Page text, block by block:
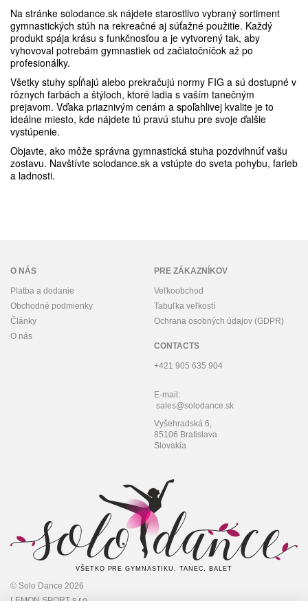
Na stránke solodance.sk nájdete starostlivo vybraný sortiment
gymnastických stúh na rekreačné aj súťažné použitie. Každý
produkt spája krásu s funkčnosťou a je vytvorený tak, aby
vyhovoval potrebám gymnastiek od začiatočníčok až po
profesionálky.
Všetky stuhy spĺňajú alebo prekračujú normy FIG a sú dostupné v
rôznych farbách a štýloch, ktoré ladia s vaším tanečným
prejavom. Vďaka priaznivým cenám a spoľahlivej kvalite je to
ideálne miesto, kde nájdete tú pravú stuhu pre svoje ďalšie
vystúpenie.
Objavte, ako môže správna gymnastická stuha pozdvihnúť vašu
zostavu. Navštívte solodance.sk a vstúpte do sveta pohybu, farieb
a ladnosti.
O NÁS
Platba a dodanie
Obchodné podmienky
Články
O nás
PRE ZÁKAZNÍKOV
Veľkoobchod
Tabuľka veľkostí
Ochrana osobných údajov (GDPR)
CONTACTS
+421 905 635 904
E-mail:
sales@solodance.sk
Vyšehradská 6,
85106 Bratislava
Slovakia
VŠETKO PRE GYMNASTIKU, TANEC, BALET
© Solo Dance 2026
LEMON SPORT s.r.o